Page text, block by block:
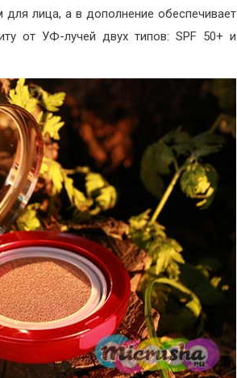
лица, а в дополнение обеспечивает
от УФ-лучей двух типов: SPF 50+ и